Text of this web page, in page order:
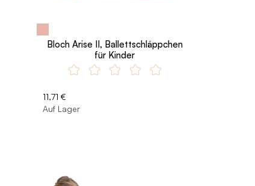
Bloch Arise II, Ballettschläppchen
für Kinder
11,71 €
Auf Lager